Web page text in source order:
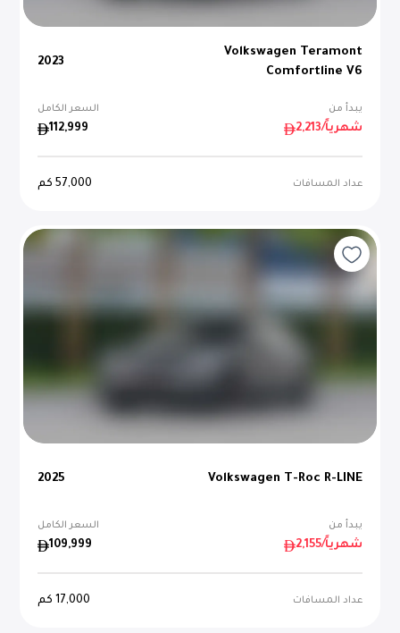
Volkswagen Teramont
Comfortline V6
2023
يبدأ من السعر الكامل
2,213 /شهرياً 112,999
عداد المسافات 57,000 كم
Volkswagen T-Roc R-LINE
2025
يبدأ من السعر الكامل
2,155 /شهرياً 109,999
عداد المسافات 17,000 كم